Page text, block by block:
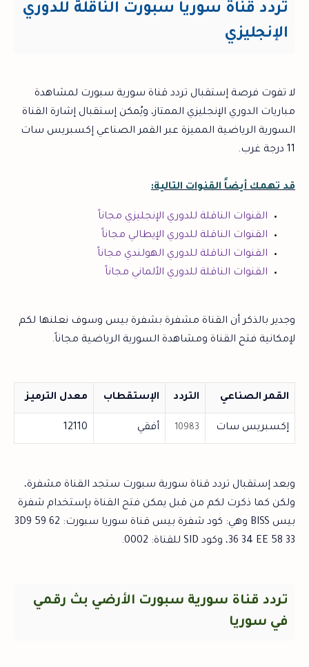
تردد قناة سوريا سبورت الناقلة للدوري
الإنجليزي
لا تفوت فرصة إستقبال تردد قناة سورية سبورت لمشاهدة
مباريات الدوري الإنجليزي الممتاز، ويُمكن إستقبال إشارة القناة
السورية الرياضية المميزة عبر القمر الصناعي إكسبريس سات
قد تهمك أيضاً القنوات التالية:
القنوات الناقلة للدوري الإنجليزي مجاناً
القنوات الناقلة للدوري الإيطالي مجاناً
القنوات الناقلة للدوري الهولندي مجاناً
القنوات الناقلة للدوري الألماني مجاناً
وجدير بالذكر أن القناة مشفرة بشفرة بيس وسوف نعلنها لكم
لإمكانية فتح القناة ومشاهدة السورية الرياضية مجاناً.
القمر الصناعي التردد الإستقطاب معدل الترميز
إكسبريس سات 10983 أفقي 12110
وبعد إستقبال تردد قناة سورية سبورت ستجد القناة مشفرة،
ولكن كما ذكرت لكم من قبل يمكن فتح القناة بإستخدام شفرة
بيس BISS وهي: كود شفرة بيس قناة سوريا سبورت: 3D9 59 62
36 34 EE 58 33، وكود SID للقناة: 0002.
تردد قناة سورية سبورت الأرضي بث رقمي
في سوريا